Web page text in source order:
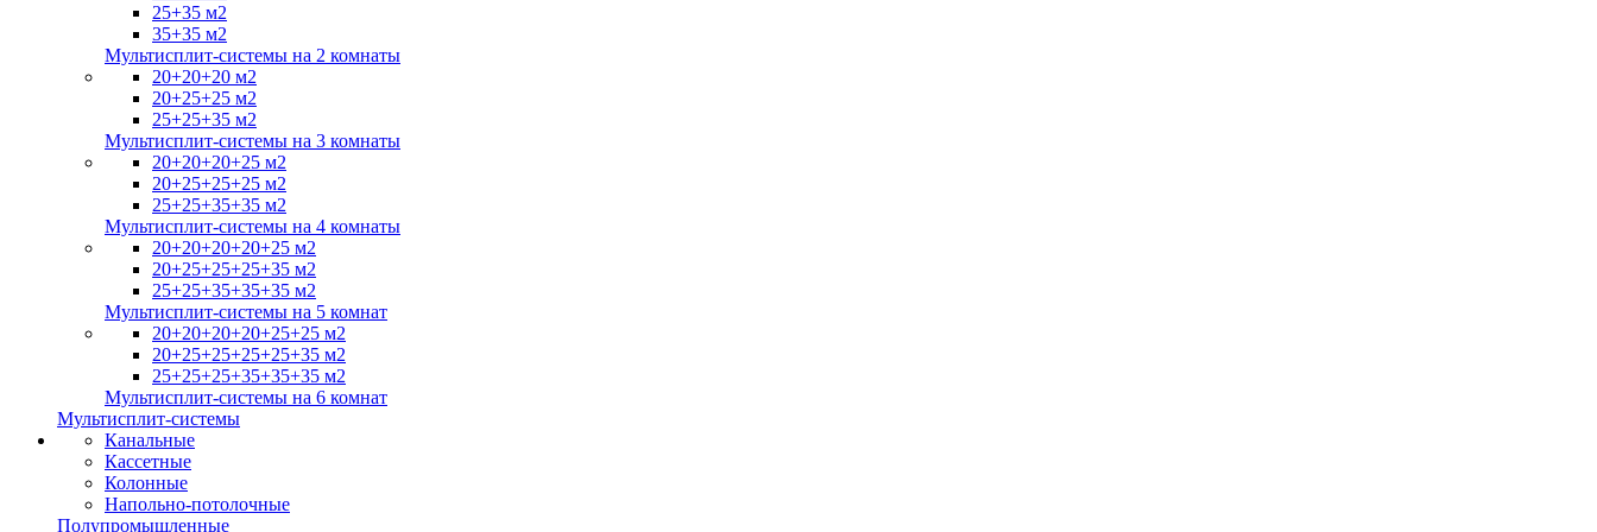
25+35 м2
35+35 м2
Мультисплит-системы на 2 комнаты
20+20+20 м2
20+25+25 м2
25+25+35 м2
Мультисплит-системы на 3 комнаты
20+20+20+25 м2
20+25+25+25 м2
25+25+35+35 м2
Мультисплит-системы на 4 комнаты
20+20+20+20+25 м2
20+25+25+25+35 м2
25+25+35+35+35 м2
Мультисплит-системы на 5 комнат
20+20+20+20+25+25 м2
20+25+25+25+25+35 м2
25+25+25+35+35+35 м2
Мультисплит-системы на 6 комнат
Мультисплит-системы
Канальные
Кассетные
Колонные
Напольно-потолочные
Полупромышленные